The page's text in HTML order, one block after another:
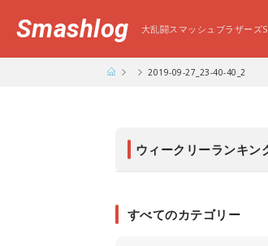
Smashlog 大乱闘スマッシュブラザーズ
2019-09-27_23-40-40_2
ウィークリーランキン
すべてのカテゴリー